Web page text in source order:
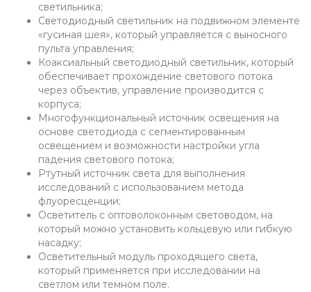
светильника;
Светодиодный светильник на подвижном элементе
«гусиная шея», который управляется с выносного
пульта управления;
Коаксиальный светодиодный светильник, который
обеспечивает прохождение светового потока
через объектив, управление производится с
корпуса;
Многофункциональный источник освещения на
основе светодиода с сегментированным
освещением и возможности настройки угла
падения светового потока;
Ртутный источник света для выполнения
исследований с использованием метода
флуоресценции;
Осветитель с оптоволоконным световодом, на
который можно установить кольцевую или гибкую
насадку;
Осветительный модуль проходящего света,
который применяется при исследовании на
светлом или темном поле.